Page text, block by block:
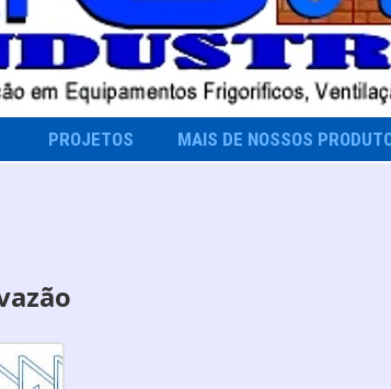
PROJETOS MAIS DE NOSSOS